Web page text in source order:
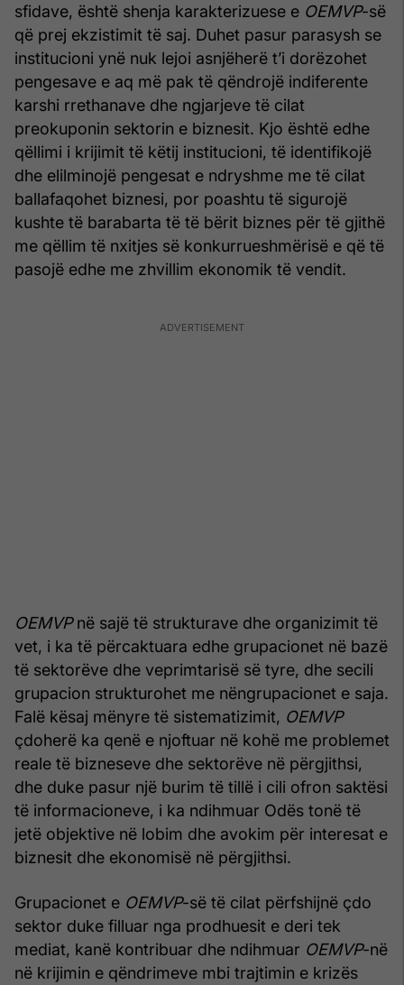
sfidave, është shenja karakterizuese e OEMVP-së
që prej ekzistimit të saj. Duhet pasur parasysh se
institucioni ynë nuk lejoi asnjëherë t’i dorëzohet
pengesave e aq më pak të qëndrojë indiferente
karshi rrethanave dhe ngjarjeve të cilat
preokuponin sektorin e biznesit. Kjo është edhe
qëllimi i krijimit të këtij institucioni, të identifikojë
dhe elilminojë pengesat e ndryshme me të cilat
ballafaqohet biznesi, por poashtu të sigurojë
kushte të barabarta të të bërit biznes për të gjithë
me qëllim të nxitjes së konkurrueshmërisë e që të
pasojë edhe me zhvillim ekonomik të vendit.
OEMVPnë sajë të strukturave dhe organizimit të
vet, i ka të përcaktuara edhe grupacionet në bazë
të sektorëve dhe veprimtarisë së tyre, dhe secili
grupacion strukturohet me nëngrupacionet e saja.
Falë kësaj mënyre të sistematizimit, OEMVP
çdoherë ka qenë e njoftuar në kohë me problemet
reale të bizneseve dhe sektorëve në përgjithsi,
dhe duke pasur një burim të tillë i cili ofron saktësi
të informacioneve, i ka ndihmuar Odës tonë të
jetë objektive në lobim dhe avokim për interesat e
biznesit dhe ekonomisë në përgjithsi.
Grupacionet e OEMVP-së të cilat përfshijnë çdo
sektor duke filluar nga prodhuesit e deri tek
mediat, kanë kontribuar dhe ndihmuar OEMVP-në
në krijimin e qëndrimeve mbi trajtimin e krizës